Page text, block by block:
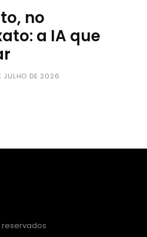
no
a IA que
JULHO DE 2026
reservados